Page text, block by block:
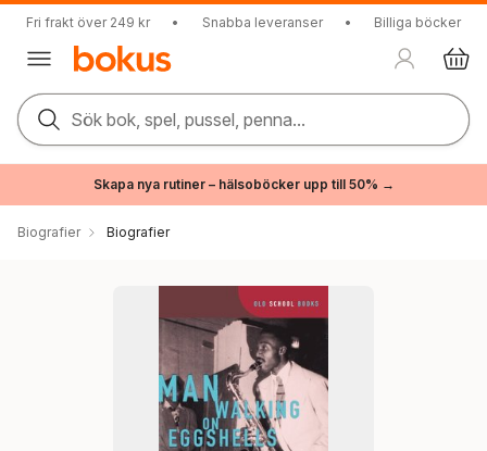
Fri frakt över 249 kr • Snabba leveranser • Billiga böcker
Sök bok, spel, pussel, penna...
Skapa nya rutiner – hälsoböcker upp till 50% →
Biografier Biografier